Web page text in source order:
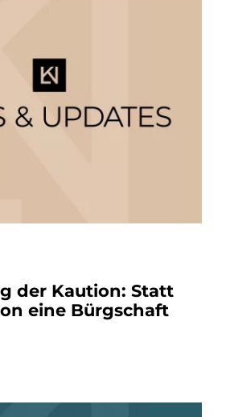
der Kaution: Statt
eine Bürgschaft